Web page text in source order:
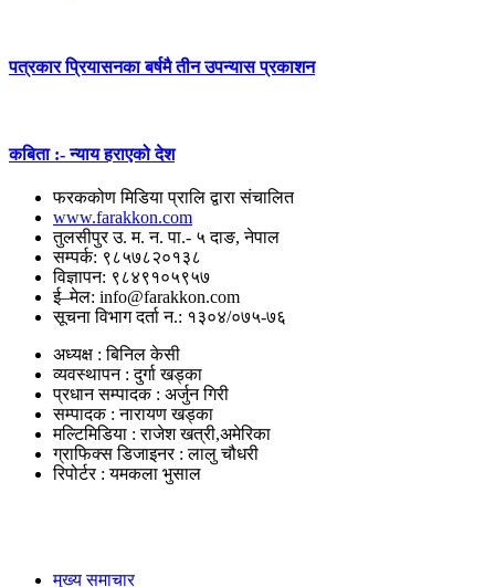
पत्रकार प्रियासनका बर्षमै तीन उपन्यास प्रकाशन
कबिता :- न्याय हराएको देश
फरककोण मिडिया प्रालि द्वारा संचालित
www.farakkon.com
तुलसीपुर उ. म. न. पा.- ५ दाङ, नेपाल
सम्पर्क: ९८५७८२०१३८
विज्ञापन: ९८४९१०५९५७
ई–मेल: info@farakkon.com
सूचना विभाग दर्ता न.: १३०४/०७५-७६
अध्यक्ष : बिनिल केसी
व्यवस्थापन : दुर्गा खड्का
प्रधान सम्पादक : अर्जुन गिरी
सम्पादक : नारायण खड्का
मल्टिमिडिया : राजेश खत्री,अमेरिका
ग्राफिक्स डिजाइनर : लालु चौधरी
रिपोर्टर : यमकला भुसाल
मुख्य समाचार